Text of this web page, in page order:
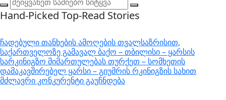
Hand-Picked Top-Read Stories
ჩადებული თანხების ამოღების თვალსაზრისით,
საქართველოზე გამავალ ბაქო – თბილისი – ყარსის
სარკინიგზო მიმართულებას თურქეთ – სომხეთის
დამაკავშირებელ ყარსი – გიუმრის რკინიგზის სახით
მძლავრი კონკურენტი გაუჩნდება